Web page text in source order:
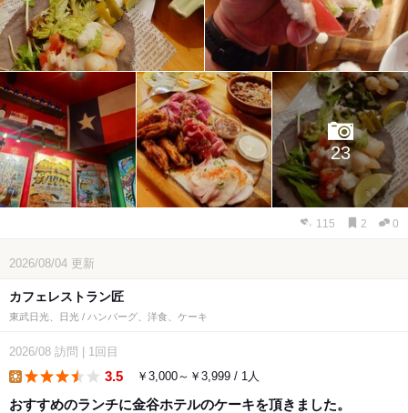
23
115 2 0
2026/08/04 更新
カフェレストラン匠
東武日光、日光 / ハンバーグ、洋食、ケーキ
2026/08 訪問 1回目
3.5 ￥3,000～￥3,999 / 1人
おすすめのランチに金谷ホテルのケーキを頂きました。